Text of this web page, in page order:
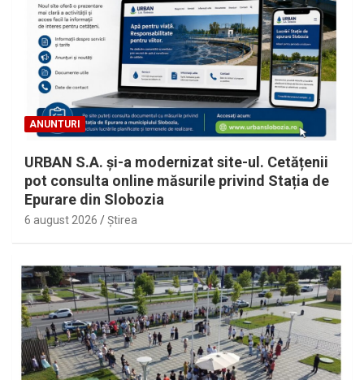
ANUNTURI
URBAN S.A. și-a modernizat site-ul. Cetățenii
pot consulta online măsurile privind Stația de
Epurare din Slobozia
6 august 2026 Ştirea